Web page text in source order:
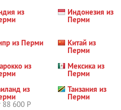
из Индонезия из
Перми
из Перми Китай из
Перми
из Мексика из
Перми
из
88 600 Р
Танзания из
Перми